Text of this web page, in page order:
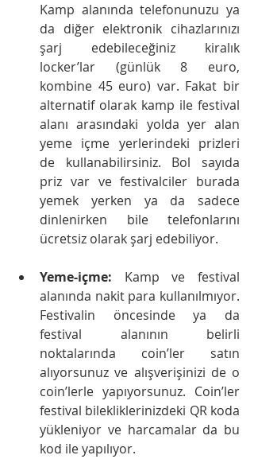
Kamp alanında telefonunuzu ya
da diğer elektronik cihazlarınızı
şarj edebileceğiniz kiralık
locker’lar (günlük 8 euro,
kombine 45 euro) var. Fakat bir
alternatif olarak kamp ile festival
alanı arasındaki yolda yer alan
yeme içme yerlerindeki prizleri
de kullanabilirsiniz. Bol sayıda
priz var ve festivalciler burada
yemek yerken ya da sadece
dinlenirken bile telefonlarını
ücretsiz olarak şarj edebiliyor.
Yeme-içme: Kamp ve festival
alanında nakit para kullanılmıyor.
Festivalin öncesinde ya da
festival alanının belirli
noktalarında coin’ler satın
alıyorsunuz ve alışverişinizi de o
coin’lerle yapıyorsunuz. Coin’ler
festival bilekliklerinizdeki QR koda
yükleniyor ve harcamalar da bu
kod ile yapılıyor.